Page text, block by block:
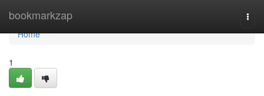
bookmarkzap
Home
Home
1